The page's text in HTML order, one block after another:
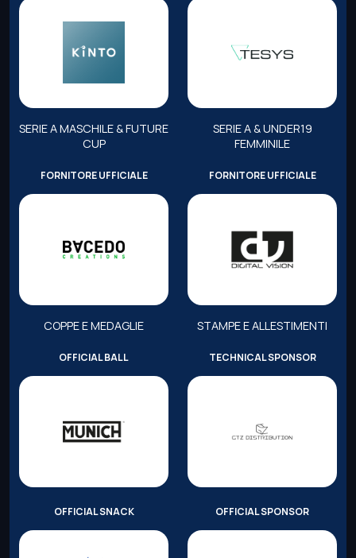
SERIE A MASCHILE & FUTURE
CUP
SERIE A & UNDER19
FEMMINILE
FORNITORE UFFICIALE
COPPE E MEDAGLIE
FORNITORE UFFICIALE
STAMPE E ALLESTIMENTI
OFFICIAL BALL TECHNICAL SPONSOR
OFFICIAL SNACK OFFICIAL SPONSOR